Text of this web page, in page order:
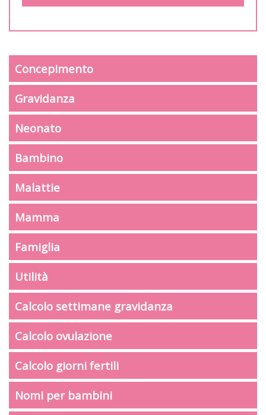
Concepimento
Gravidanza
Neonato
Bambino
Malattie
Mamma
Famiglia
Utilità
Calcolo settimane gravidanza
Calcolo ovulazione
Calcolo giorni fertili
Nomi per bambini